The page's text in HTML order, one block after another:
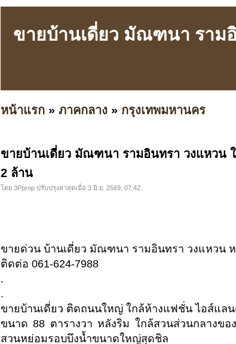
ขายบ้านเดี่ยว มัณฑนา ราม
หน้าแรก » ภาคกลาง » กรุงเทพมหานคร
ขายบ้านเดี่ยว มัณฑนา รามอินทรา วงแหวน
2 ล้าน
โดย 3Pprop ปรับปรุงล่าสุดเมื่อ 3 มิ.ย. 2569, 07:42.
ขายด่วน บ้านเดี่ยว มัณฑนา รามอินทรา วงแหวน
ติดต่อ 061-624-7988
.
.
ขายบ้านเดี่ยว ติดถนนใหญ่ ใกล้ห้างแฟชั่น ไอส์แล
ขนาด 88 ตารางวา หลังริม ใกล้สวนส่วนกลางข
สวนหย่อมรอบบึงน้ำขนาดใหญ่สุดชิล